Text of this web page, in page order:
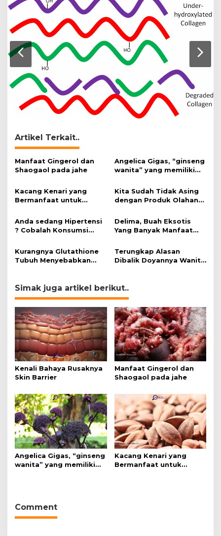
Artikel Terkait..
Manfaat Gingerol dan
Shaogaol pada jahe
Angelica Gigas, “ginseng
wanita” yang memiliki
Kacang Kenari yang
Bermanfaat untuk
untuk Bahan Kue)
Kita Sudah Tidak Asing
dengan Produk Olahan
Tahu Manfaatnya untuk
Kesehatan?
Anda sedang Hipertensi
? Cobalah Konsumsi
Delima, Buah Eksotis
Yang Banyak Manfaat
Kurangnya Glutathione
Tubuh Menyebabkan
Terungkap Alasan
Dibalik Doyannya Wanita
Simak juga artikel berikut..
Kenali Bahaya Rusaknya
Skin Barrier
Manfaat Gingerol dan
Shaogaol pada jahe
Angelica Gigas, “ginseng
wanita” yang memiliki
Kacang Kenari yang
Bermanfaat untuk
Comment